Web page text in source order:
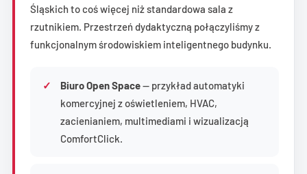
Śląskich to coś więcej niż standardowa sala z
rzutnikiem. Przestrzeń dydaktyczną połączyliśmy z
funkcjonalnym środowiskiem inteligentnego budynku.
Biuro Open Space— przykład automatyki
komercyjnej z oświetleniem, HVAC,
zacienianiem, multimediami i wizualizacją
ComfortClick.